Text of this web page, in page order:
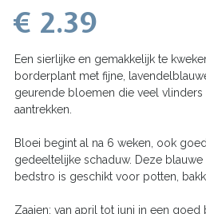
€ 2.39
Een sierlijke en gemakkelijk te
borderplant met fijne,
geurende bloemen die veel vlinders
aantrekken.
Bloei begint al na 6 weken, ook
gedeeltelijke schaduw. Deze blauwe
bedstro is geschikt voor potten,
Zaaien: van april tot juni in een